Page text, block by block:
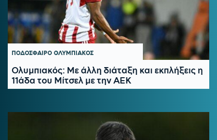
ΠΟΔΟΣΦΑΙΡΟ ΟΛΥΜΠΙΑΚΟΣ
Ολυμπιακός: Με άλλη διάταξη και εκπλήξεις η
11άδα του Μίτσελ με την ΑΕΚ